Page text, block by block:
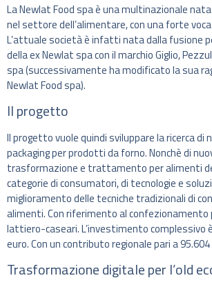
La Newlat Food spa è una multinazionale
nel settore dell’alimentare, con una forte
L’attuale società è infatti nata dalla fusione
della ex Newlat spa con il marchio Giglio,
spa (successivamente ha modificato la sua
Newlat Food spa).
Il progetto
Il progetto vuole quindi sviluppare la ricerca di
packaging per prodotti da forno. Nonchè di
trasformazione e trattamento per alimenti
categorie di consumatori, di tecnologie e
miglioramento delle tecniche tradizionali di
alimenti. Con riferimento al
lattiero-caseari. L’investimento complessivo
euro. Con un contributo regionale pari a 95.604
Trasformazione digitale per l’old